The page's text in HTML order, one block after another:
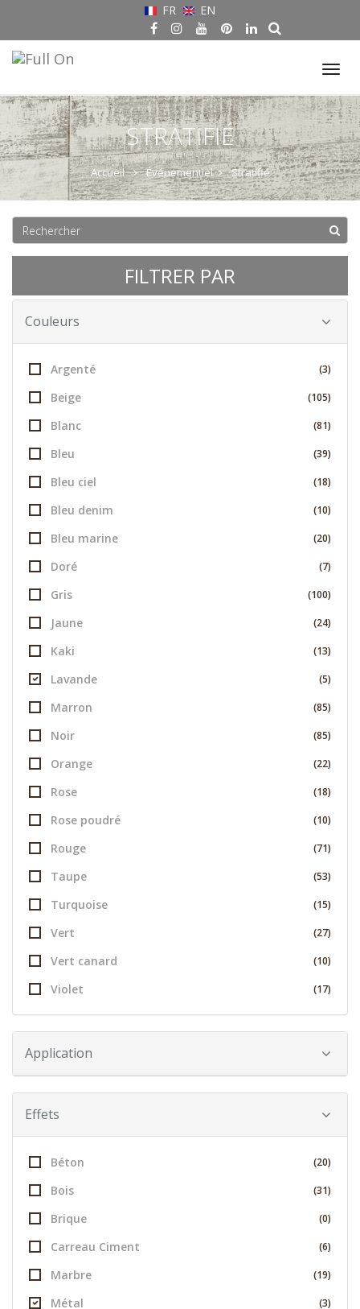
FR EN
STRATIFIÉ
Accueil Événementiel Stratifié
FILTRER PAR
Couleurs
Argenté (3)
Beige (105)
Blanc (81)
Bleu (39)
Bleu ciel (18)
Bleu denim (10)
Bleu marine (20)
Doré (7)
Gris (100)
Jaune (24)
Kaki (13)
Lavande (5)
Marron (85)
Noir (85)
Orange (22)
Rose (18)
Rose poudré (10)
Rouge (71)
Taupe (53)
Turquoise (15)
Vert (27)
Vert canard (10)
Violet (17)
Application
Effets
Béton (20)
Bois (31)
Brique (0)
Carreau Ciment (6)
Marbre (19)
Métal (3)